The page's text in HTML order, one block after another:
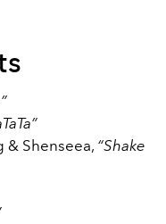
& Shenseea, “Shake